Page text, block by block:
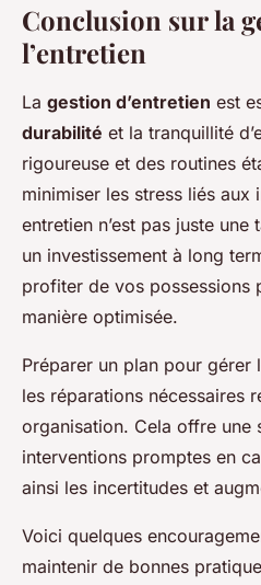
Conclusion sur la
l’entretien
La gestion d’entretien est
durabilité et la tranquillité
rigoureuse et des routines
minimiser les stress liés aux
entretien n’est pas juste une
un investissement à long
profiter de vos possessions
manière optimisée.
Préparer un plan pour gérer
les réparations nécessaires
organisation. Cela offre une
interventions promptes en
ainsi les incertitudes et
Voici quelques
maintenir de bonnes